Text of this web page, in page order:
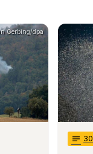
Gerbing/dpa
notes 30